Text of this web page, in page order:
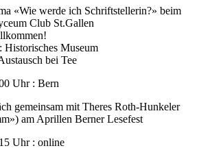
«Wie werde ich Schriftstellerin?» beim
Club St.Gallen
Historisches Museum
bei Tee
Uhr : Bern
gemeinsam mit Theres Roth-Hunkeler
am Aprillen Berner Lesefest
Uhr : online